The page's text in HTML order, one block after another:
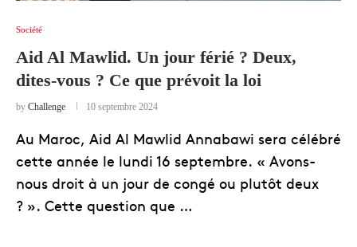
Société
Aid Al Mawlid. Un jour férié ? Deux,
dites-vous ? Ce que prévoit la loi
by Challenge 10 septembre 2024
Au Maroc, Aid Al Mawlid Annabawi sera célébré
cette année le lundi 16 septembre. « Avons-
nous droit à un jour de congé ou plutôt deux
? ». Cette question que …